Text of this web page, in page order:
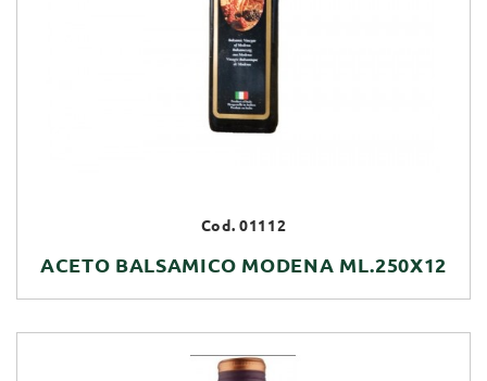
Cod. 01112
ACETO BALSAMICO MODENA ML.250X12